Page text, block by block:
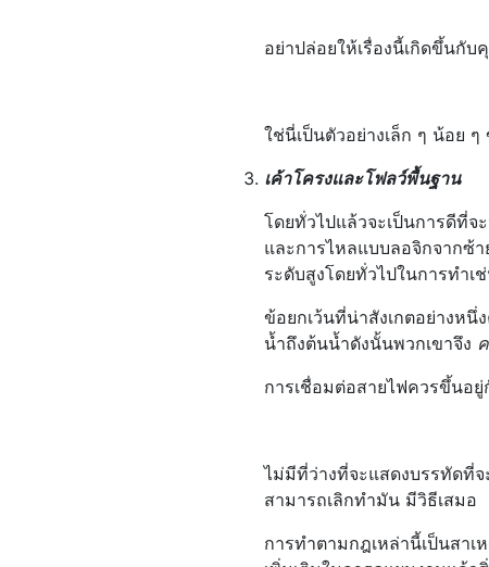
อย่าปล่อยให้เรื่องนี้เกิดขึ้นกับ
ใช่นี่เป็นตัวอย่างเล็ก ๆ น้อย
เค้าโครงและโฟลว์พื้นฐาน
โดยทั่วไปแล้วจะเป็นการดีที่
และการไหลแบบลอจิกจากซ้า
ระดับสูงโดยทั่วไปในการทำ
ข้อยกเว้นที่น่าสังเกตอย่างห
น้ำถึงต้นน้ำดังนั้นพวกเขาจึง
การเชื่อมต่อสายไฟควรขึ้นอ
ไม่มีที่ว่างที่จะแสดงบรรทัดที่
สามารถเลิกทำมัน มีวิธีเสมอ
การทำตามกฎเหล่านี้เป็นสา